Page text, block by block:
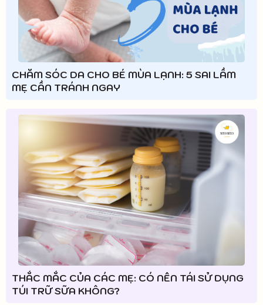
CHĂM SÓC DA CHO BÉ MÙA LẠNH: 5 SAI LẦM
MẸ CẦN TRÁNH NGAY
THẮC MẮC CỦA CÁC MẸ: CÓ NÊN TÁI SỬ DỤNG
TÚI TRỮ SỮA KHÔNG?